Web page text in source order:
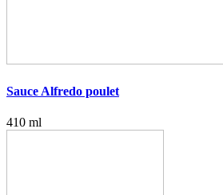
Sauce Alfredo poulet
410 ml